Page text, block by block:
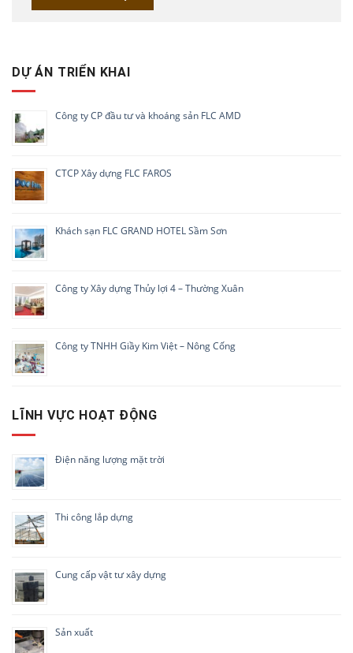
DỰ ÁN TRIỂN KHAI
Công ty CP đầu tư và khoáng sản FLC AMD
CTCP Xây dựng FLC FAROS
Khách sạn FLC GRAND HOTEL Sầm Sơn
Công ty Xây dựng Thủy lợi 4 – Thường Xuân
Công ty TNHH Giầy Kim Việt – Nông Cống
LĨNH VỰC HOẠT ĐỘNG
Điện năng lượng mặt trời
Thi công lắp dựng
Cung cấp vật tư xây dựng
Sản xuất